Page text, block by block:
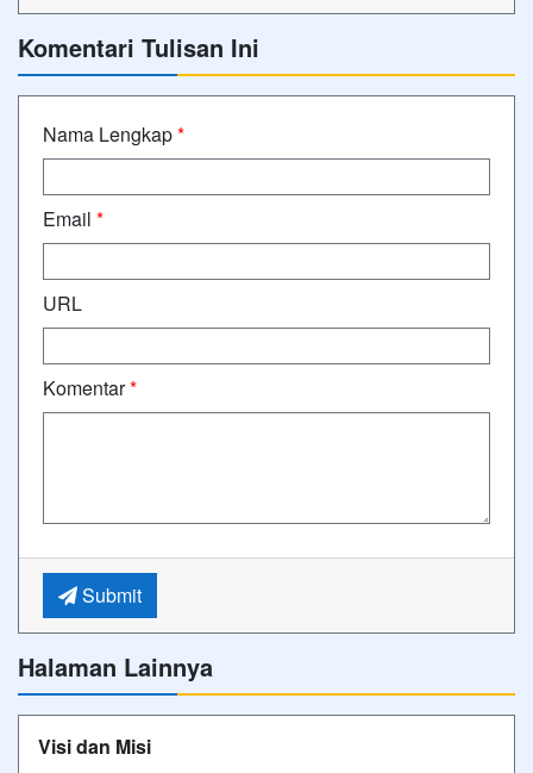
Komentari Tulisan Ini
Nama Lengkap*
Email *
URL
Komentar*
Submit
Halaman Lainnya
Visi dan Misi